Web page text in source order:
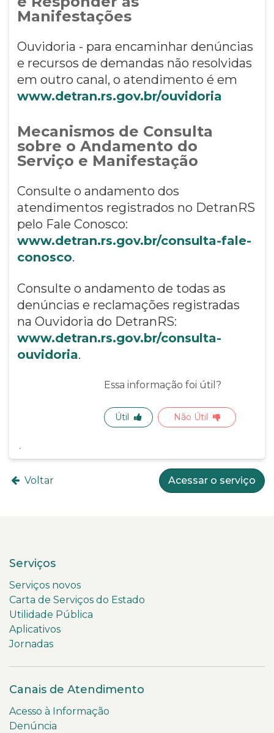
Manifestações
Ouvidoria - para encaminhar denúncias
e recursos de demandas não resolvidas
em outro canal, o atendimento é em
www.detran.rs.gov.br/ouvidoria
Mecanismos de Consulta
sobre o Andamento do
Serviço e Manifestação
Consulte o andamento dos
atendimentos registrados no DetranRS
pelo Fale Conosco:
www.detran.rs.gov.br/consulta-fale-
conosco.
Consulte o andamento de todas as
denúncias e reclamações registradas
na Ouvidoria do DetranRS:
www.detran.rs.gov.br/consulta-
ouvidoria.
Essa informação foi útil?
Útil Não Útil
Voltar Acessar o serviço
Serviços
Serviços novos
Carta de Serviços do Estado
Utilidade Pública
Aplicativos
Jornadas
Canais de Atendimento
Acesso à Informação
Denúncia